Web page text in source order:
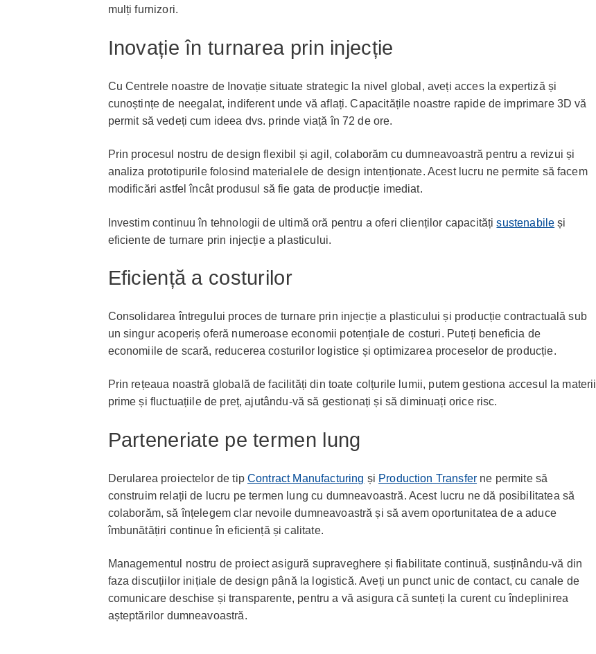
mulți furnizori.
Inovație în turnarea prin injecție
Cu Centrele noastre de Inovație situate strategic la nivel global, aveți acces la expertiză și
cunoștințe de neegalat, indiferent unde vă aflați. Capacitățile noastre rapide de imprimare 3D vă
permit să vedeți cum ideea dvs. prinde viață în 72 de ore.
Prin procesul nostru de design flexibil și agil, colaborăm cu dumneavoastră pentru a revizui și
analiza prototipurile folosind materialele de design intenționate. Acest lucru ne permite să facem
modificări astfel încât produsul să fie gata de producție imediat.
Investim continuu în tehnologii de ultimă oră pentru a oferi clienților capacitățisustenabile și
eficiente de turnare prin injecție a plasticului.
Eficiență a costurilor
Consolidarea întregului proces de turnare prin injecție a plasticului și producție contractuală sub
un singur acoperiș oferă numeroase economii potențiale de costuri. Puteți beneficia de
economiile de scară, reducerea costurilor logistice și optimizarea proceselor de producție.
Prin rețeaua noastră globală de facilități din toate colțurile lumii, putem gestiona accesul la materii
prime și fluctuațiile de preț, ajutându-vă să gestionați și să diminuați orice risc.
Parteneriate pe termen lung
Derularea proiectelor de tipContract Manufacturing și Production Transfer ne permite să
construim relații de lucru pe termen lung cu dumneavoastră. Acest lucru ne dă posibilitatea să
colaborăm, să înțelegem clar nevoile dumneavoastră și să avem oportunitatea de a aduce
îmbunătățiri continue în eficiență și calitate.
Managementul nostru de proiect asigură supraveghere și fiabilitate continuă, susținându-vă din
faza discuțiilor inițiale de design până la logistică. Aveți un punct unic de contact, cu canale de
comunicare deschise și transparente, pentru a vă asigura că sunteți la curent cu îndeplinirea
așteptărilor dumneavoastră.